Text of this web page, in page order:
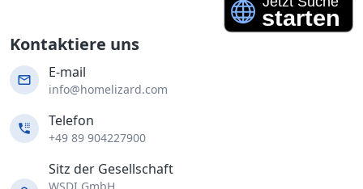
Kontaktiere uns
E-mail
info@homelizard.com
Telefon
+49 89 904227900
Sitz der Gesellschaft